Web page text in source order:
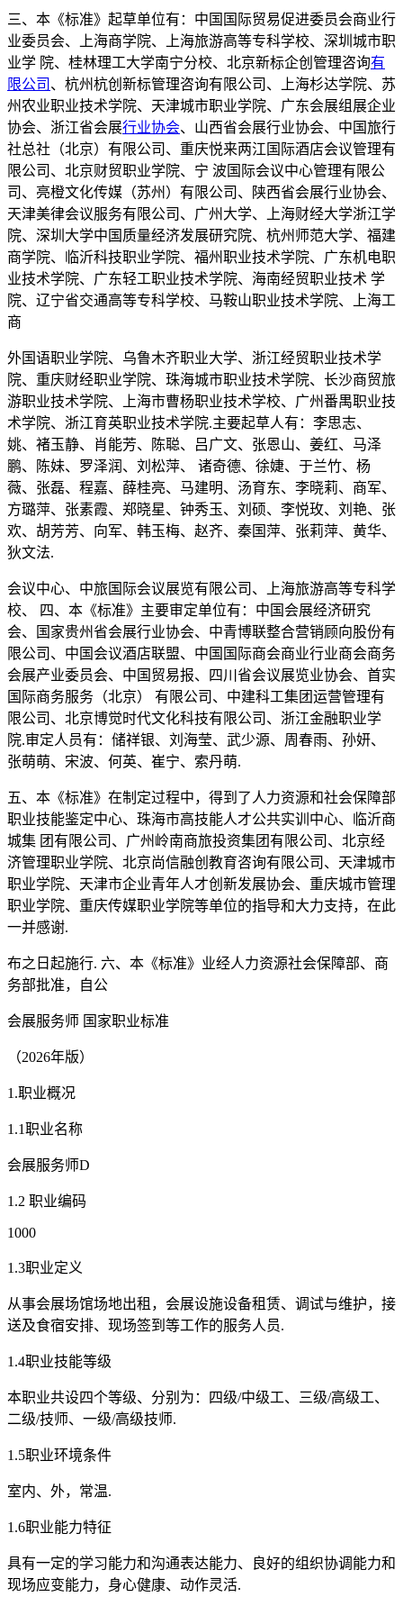
三、本《标准》起草单位有：中国国际贸易促进委员会商业行
业委员会、上海商学院、上海旅游高等专科学校、深圳城市职
业学 院、桂林理工大学南宁分校、北京新标企创管理咨询有
限公司 、杭州杭创新标管理咨询有限公司、上海杉达学院、苏
州农业职业技术学院、天津城市职业学院、广东会展组展企业
协会、浙江省会展行业协会、山西省会展行业协会、中国旅行
社总社（北京）有限公司、重庆悦来两江国际酒店会议管理有
限公司、北京财贸职业学院、宁 波国际会议中心管理有限公
司、亮橙文化传媒（苏州）有限公司、陕西省会展行业协会、
天津美律会议服务有限公司、广州大学、上海财经大学浙江学
院、深圳大学中国质量经济发展研究院、杭州师范大学、福建
商学院、临沂科技职业学院、福州职业技术学院、广东机电职
业技术学院、广东轻工职业技术学院、海南经贸职业技术 学
院、辽宁省交通高等专科学校、马鞍山职业技术学院、上海工
商
外国语职业学院、乌鲁木齐职业大学、浙江经贸职业技术学
院、重庆财经职业学院、珠海城市职业技术学院、长沙商贸旅
游职业技术学院、上海市曹杨职业技术学校、广州番禺职业技
术学院、浙江育英职业技术学院.主要起草人有：李思志、
姚、褚玉静、肖能芳、陈聪、吕广文、张恩山、姜红、马泽
鹏、陈妹、罗泽润、刘松萍、 诸奇德、徐婕、于兰竹、杨
薇、张磊、程嘉、薛桂亮、马建明、汤育东、李晓莉、商军、
方璐萍、张素霞、郑晓星、钟秀玉、刘硕、李悦玫、刘艳、张
欢、胡芳芳、向军、韩玉梅、赵齐、秦国萍、张莉萍、黄华、
狄文法.
会议中心、中旅国际会议展览有限公司、上海旅游高等专科学
校、 四、本《标准》主要审定单位有：中国会展经济研究
会、国家贵州省会展行业协会、中青博联整合营销顾向股份有
限公司、中国会议酒店联盟、中国国际商会商业行业商会商务
会展产业委员会、中国贸易报、四川省会议展览业协会、首实
国际商务服务（北京） 有限公司、中建科工集团运营管理有
限公司、北京博觉时代文化科技有限公司、浙江金融职业学
院.审定人员有：储祥银、刘海莹、武少源、周春雨、孙妍、
张萌萌、宋波、何英、崔宁、索丹萌.
五、本《标准》在制定过程中，得到了人力资源和社会保障部
职业技能鉴定中心、珠海市高技能人才公共实训中心、临沂商
城集 团有限公司、广州岭南商旅投资集团有限公司、北京经
济管理职业学院、北京尚信融创教育咨询有限公司、天津城市
职业学院、天津市企业青年人才创新发展协会、重庆城市管理
职业学院、重庆传媒职业学院等单位的指导和大力支持，在此
一并感谢.
布之日起施行. 六、本《标准》业经人力资源社会保障部、商
务部批准，自公
会展服务师 国家职业标准
（2026年版）
1.职业概况
1.1职业名称
会展服务师D
1.2 职业编码
1000
1.3职业定义
从事会展场馆场地出租，会展设施设备租赁、调试与维护，接
送及食宿安排、现场签到等工作的服务人员.
1.4职业技能等级
本职业共设四个等级、分别为：四级/中级工、三级/高级工、
二级/技师、一级/高级技师.
1.5职业环境条件
室内、外，常温.
1.6职业能力特征
具有一定的学习能力和沟通表达能力、良好的组织协调能力和
现场应变能力，身心健康、动作灵活.